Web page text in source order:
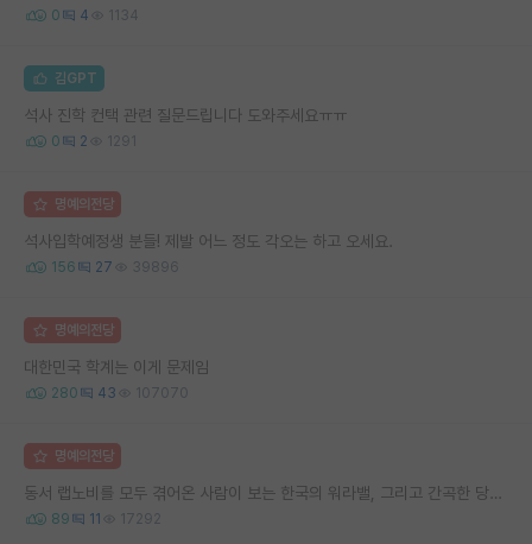
0 4 1134
김GPT
석사 진학 컨택 관련 질문드립니다 도와주세요ㅠㅠ
0 2 1291
명예의전당
석사입학예정생 분들! 제발 어느 정도 각오는 하고 오세요.
156 27 39896
명예의전당
대한민국 학계는 이게 문제임
280 43 107070
명예의전당
동서 랩노비를 모두 겪어온 사람이 보는 한국의 워라밸, 그리고 간곡한 당부의 말씀
89 11 17292